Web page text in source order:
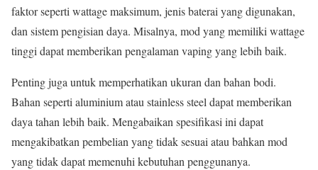
faktor seperti wattage maksimum, jenis baterai yang digunakan,
dan sistem pengisian daya. Misalnya, mod yang memiliki wattage
tinggi dapat memberikan pengalaman vaping yang lebih baik.
Penting juga untuk memperhatikan ukuran dan bahan bodi.
Bahan seperti aluminium atau stainless steel dapat memberikan
daya tahan lebih baik. Mengabaikan spesifikasi ini dapat
mengakibatkan pembelian yang tidak sesuai atau bahkan mod
yang tidak dapat memenuhi kebutuhan penggunanya.